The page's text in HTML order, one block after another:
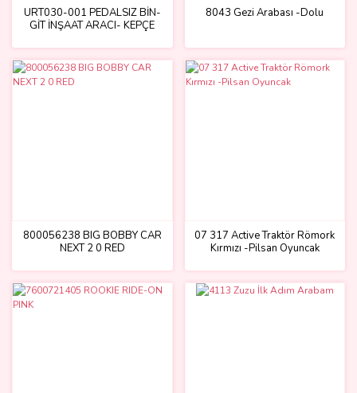
URT030-001 PEDALSIZ BİN-
GİT İNŞAAT ARACI- KEPÇE
8043 Gezi Arabası -Dolu
800056238 BIG BOBBY CAR
NEXT 2 0 RED
07 317 Active Traktör Römork
Kırmızı -Pilsan Oyuncak